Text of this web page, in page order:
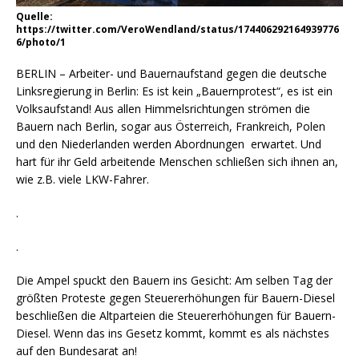
Quelle:
https://twitter.com/VeroWendland/status/174406292164939776
6/photo/1
BERLIN – Arbeiter- und Bauernaufstand gegen die deutsche
Linksregierung in Berlin: Es ist kein „Bauernprotest“, es ist ein
Volksaufstand! Aus allen Himmelsrichtungen strömen die
Bauern nach Berlin, sogar aus Österreich, Frankreich, Polen
und den Niederlanden werden Abordnungen erwartet. Und
hart für ihr Geld arbeitende Menschen schließen sich ihnen an,
wie z.B. viele LKW-Fahrer.
.
.
Die Ampel spuckt den Bauern ins Gesicht: Am selben Tag der
größten Proteste gegen Steuererhöhungen für Bauern-Diesel
beschließen die Altparteien die Steuererhöhungen für Bauern-
Diesel. Wenn das ins Gesetz kommt, kommt es als nächstes
auf den Bundesarat an!